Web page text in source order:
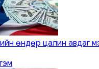
өндөр цалин авдаг